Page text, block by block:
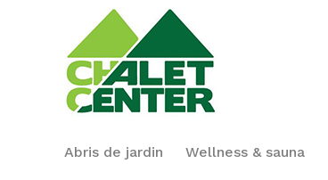
Abris de jardin Wellness & sauna